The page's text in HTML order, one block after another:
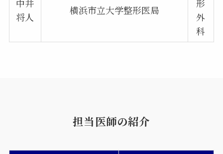
中井
将人
横浜市立大学整形医局
形
外
科
担当医師の紹介